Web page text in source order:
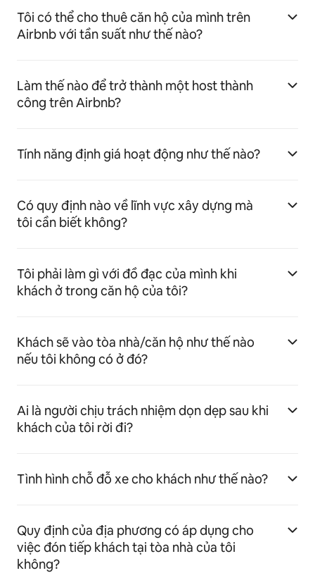
Tôi có thể cho thuê căn hộ của mình trên
Airbnb với tần suất như thế nào?
Làm thế nào để trở thành một host thành
công trên Airbnb?
Tính năng định giá hoạt động như thế nào?
Có quy định nào về lĩnh vực xây dựng mà
tôi cần biết không?
Tôi phải làm gì với đồ đạc của mình khi
khách ở trong căn hộ của tôi?
Khách sẽ vào tòa nhà/căn hộ như thế nào
nếu tôi không có ở đó?
Ai là người chịu trách nhiệm dọn dẹp sau khi
khách của tôi rời đi?
Tình hình chỗ đỗ xe cho khách như thế nào?
Quy định của địa phương có áp dụng cho
việc đón tiếp khách tại tòa nhà của tôi
không?